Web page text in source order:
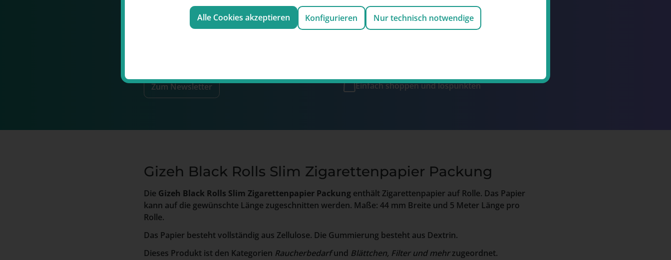
genießen
Zum Newsletter
Lösen Sie Ihre Punkte ein für Gutschriften
Einfach shoppen und lospunkten
Gizeh Black Rolls Slim Zigarettenpapier Packung
Die Gizeh Black Rolls Slim Zigarettenpapier Packung enthält Zigarettenpapier auf Rolle. Das Papier
kann auf die gewünschte Länge zugeschnitten werden. Maße: 44 mm Breite und 5 Meter Länge pro
Rolle.
Das Papier besteht vollständig aus Zellulose. Die Gummierung besteht aus Dextrin.
Dieses Produkt ist den Kategorien Raucherbedarfund Blättchen, Filter und mehrzugeordnet.
Alle Cookies akzeptieren Konfigurieren Nur technisch notwendige